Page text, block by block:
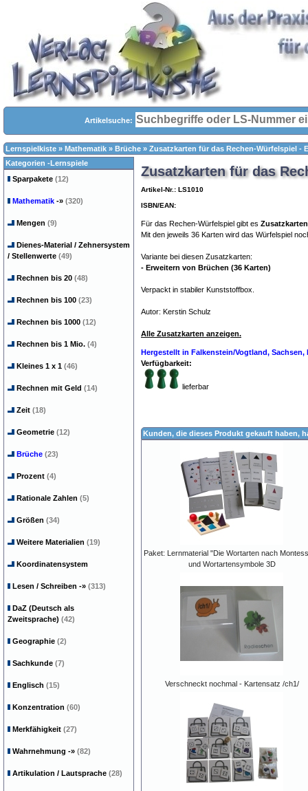
Artikelsuche:
Lernspielkiste » Mathematik » Brüche » Zusatzkarten für das Rechen-Würfelspiel -
Zusatzkarten für das
Artikel-Nr.: LS1010
ISBN/EAN:
Für das Rechen-Würfelspiel gibt es Zusatzkarten
Mit den jeweils 36 Karten wird das Würfelspiel
Variante bei diesen Zusatzkarten:
- Erweitern von Brüchen (36 Karten)
Verpackt in stabiler Kunststoffbox.
Autor: Kerstin Schulz
Alle Zusatzkarten anzeigen.
Hergestellt in Falkenstein/Vogtland, Sachsen,
Verfügbarkeit:
lieferbar
Kunden, die dieses Produkt gekauft haben,
Paket: Lernmaterial "Die Wortarten nach
und Wortartensymbole 3D
Verschneckt nochmal - Kartensatz /ch1/
Kategorien -Lernspiele
Sparpakete (12)
Mathematik -» (320)
Mengen (9)
Dienes-Material / Zehnersystem
/ Stellenwerte (49)
Rechnen bis 20 (48)
Rechnen bis 100 (23)
Rechnen bis 1000 (12)
Rechnen bis 1 Mio. (4)
Kleines 1 x 1 (46)
Rechnen mit Geld (14)
Zeit (18)
Geometrie (12)
Brüche (23)
Prozent (4)
Rationale Zahlen (5)
Größen (34)
Weitere Materialien (19)
Koordinatensystem
Lesen / Schreiben -» (313)
DaZ (Deutsch als
Zweitsprache) (42)
Geographie (2)
Sachkunde (7)
Englisch (15)
Konzentration (60)
Merkfähigkeit (27)
Wahrnehmung -» (82)
Artikulation / Lautsprache (28)